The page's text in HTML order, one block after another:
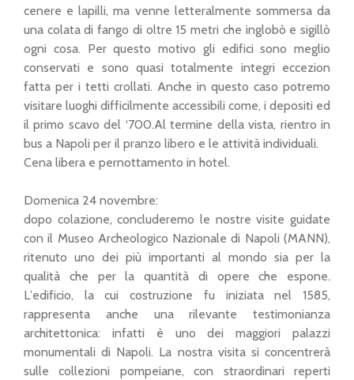
cenere e lapilli, ma venne letteralmente sommersa da
una colata di fango di oltre 15 metri che inglobò e sigillò
ogni cosa. Per questo motivo gli edifici sono meglio
conservati e sono quasi totalmente integri eccezion
fatta per i tetti crollati. Anche in questo caso potremo
visitare luoghi difficilmente accessibili come, i depositi ed
il primo scavo del ‘700.Al termine della vista, rientro in
bus a Napoli per il pranzo libero e le attività individuali.
Cena libera e pernottamento in hotel.
Domenica 24 novembre:
dopo colazione, concluderemo le nostre visite guidate
con il Museo Archeologico Nazionale di Napoli (MANN),
ritenuto uno dei più importanti al mondo sia per la
qualità che per la quantità di opere che espone.
L’edificio, la cui costruzione fu iniziata nel 1585,
rappresenta anche una rilevante testimonianza
architettonica: infatti è uno dei maggiori palazzi
monumentali di Napoli. La nostra visita si concentrerà
sulle collezioni pompeiane, con straordinari reperti